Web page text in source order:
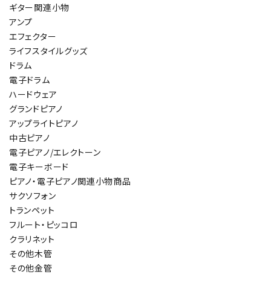
ギター関連小物
アンプ
エフェクター
ライフスタイルグッズ
ドラム
電子ドラム
ハードウェア
グランドピアノ
アップライトピアノ
中古ピアノ
電子ピアノ/エレクトーン
電子キーボード
ピアノ・電子ピアノ関連小物商品
サクソフォン
トランペット
フルート・ピッコロ
クラリネット
その他木管
その他金管